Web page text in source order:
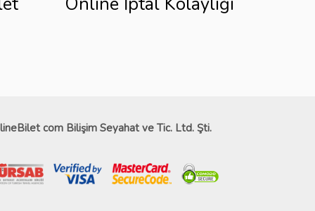
com Bilişim Seyahat ve Tic. Ltd. Şti.